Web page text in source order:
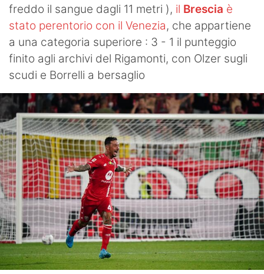
freddo il sangue dagli 11 metri ), il Brescia è
stato perentorio con il Venezia, che appartiene
a una categoria superiore : 3 - 1 il punteggio
finito agli archivi del Rigamonti, con Olzer sugli
scudi e Borrelli a bersaglio